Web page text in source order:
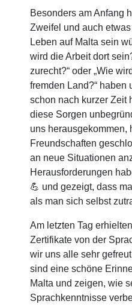
Besonders am Anfang
Zweifel und auch
Leben auf Malta sein
wird die Arbeit dort
zurecht?“ oder „Wie
fremden Land?“ haben
schon nach kurzer Zeit
diese Sorgen
uns herausgekommen,
Freundschaften
an neue Situationen
Herausforderungen
💪 und gezeigt, dass
als man sich selbst
Am letzten Tag
Zertifikate von der
wir uns alle sehr
sind eine schöne
Malta und zeigen, wie
Sprachkenntnisse